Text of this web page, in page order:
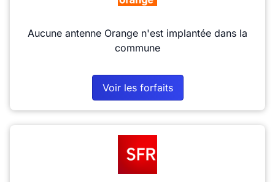
Aucune antenne Orange n'est implantée dans la
commune
Voir les forfaits